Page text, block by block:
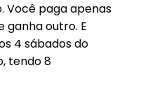
Você paga apenas
ganha outro. E
4 sábados do
tendo 8